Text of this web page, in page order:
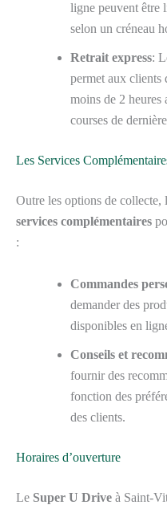
ligne peuvent être
selon un créneau
Retrait express:
permet aux clients
moins de 2 heures
courses de
Les Services
Outre les options de collecte,
services complémentaires
:
Commandes
demander des
disponibles en
Conseils et
fournir des
fonction des
des clients.
Horaires d’ouverture
Le Super U Drive à Saint-